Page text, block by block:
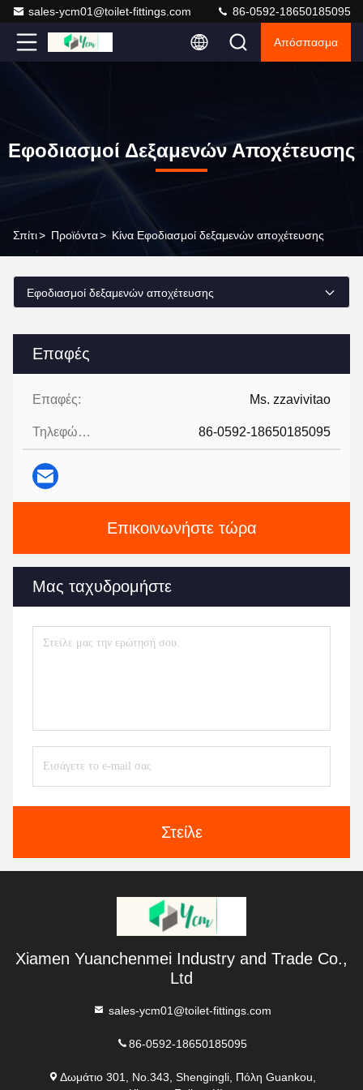
sales-ycm01@toilet-fittings.com 86-0592-18650185095
Απόσπασμα
Εφοδιασμοί Δεξαμενών Αποχέτευσης
Σπίτι> Προϊόντα> Κίνα Εφοδιασμοί δεξαμενών αποχέτευσης
Επαφές
Επαφές: Ms. zzavivitao
Τηλεφώνημα: 86-0592-18650185095
Επικοινωνήστε τώρα
Μας ταχυδρομήστε
Στείλε
Εφοδιασμοί δεξαμενών αποχέτευσης
Xiamen Yuanchenmei Industry and Trade Co.,
Ltd
sales-ycm01@toilet-fittings.com
86-0592-18650185095
Δωμάτιο 301, No.343, Shengingli, Πόλη Guankou,